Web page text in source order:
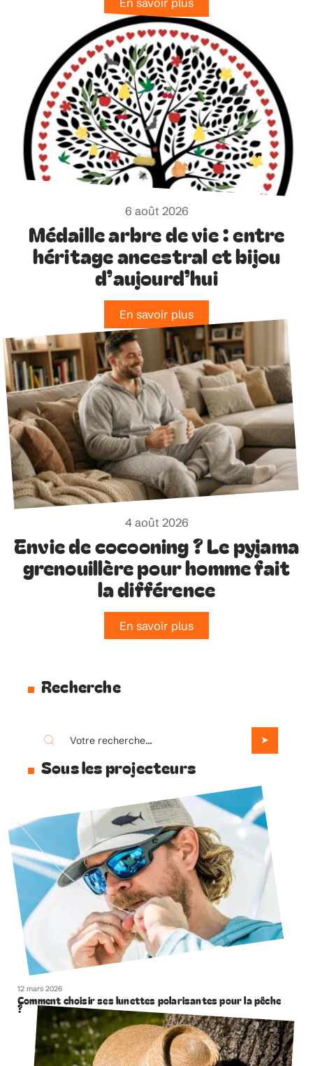
En savoir plus
6 août 2026
Médaille arbre de vie : entre
héritage ancestral et bijou
d’aujourd’hui
En savoir plus
4 août 2026
Envie de cocooning ? Le pyjama
grenouillère pour homme fait
la différence
En savoir plus
Recherche
Sous les projecteurs
12 mars 2026
Comment choisir ses lunettes polarisantes pour la pêche
?